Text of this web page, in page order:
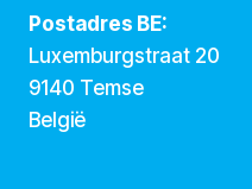
Postadres BE:
Luxemburgstraat 20
9140 Temse
België